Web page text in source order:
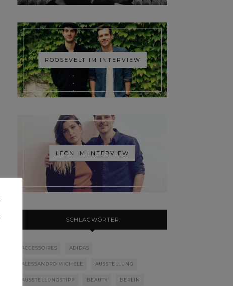
ROOSEVELT IM INTERVIEW
LÉON IM INTERVIEW
SCHLAGWÖRTER
ACCESSOIRES ADIDAS
ALESSANDRO MICHELE AUSSTELLUNG
AUSSTELLUNGSTIPP BEAUTY BERLIN